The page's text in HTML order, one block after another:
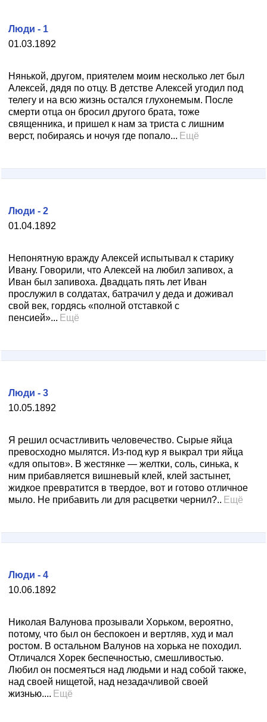
01.03.1892
Люди - 1
Нянькой, другом, приятелем моим несколько лет был
Алексей, дядя по отцу. В детстве Алексей угодил под
телегу и на всю жизнь остался глухонемым. После
смерти отца он бросил другого брата, тоже
священника, и пришел к нам за триста с лишним
верст, побираясь и ночуя где попало... Ещё
01.04.1892
Люди - 2
Непонятную вражду Алексей испытывал к старику
Ивану. Говорили, что Алексей на любил запивох, а
Иван был запивоха. Двадцать пять лет Иван
прослужил в солдатах, батрачил у деда и доживал
свой век, гордясь «полной отставкой с
пенсией»... Ещё
10.05.1892
Люди - 3
Я решил осчастливить человечество. Сырые яйца
превосходно мылятся. Из-под кур я выкрал три яйца
«для опытов». В жестянке — желтки, соль, синька, к
ним прибавляется вишневый клей, клей застынет,
жидкое превратится в твердое, вот и готово отличное
мыло. Не прибавить ли для расцветки чернил?.. Ещё
10.06.1892
Люди - 4
Николая Валунова прозывали Хорьком, вероятно,
потому, что был он беспокоен и вертляв, худ и мал
ростом. В остальном Валунов на хорька не походил.
Отличался Хорек беспечностью, смешливостью.
Любил он посмеяться над людьми и над собой также,
над своей нищетой, над незадачливой своей
жизнью.... Ещё